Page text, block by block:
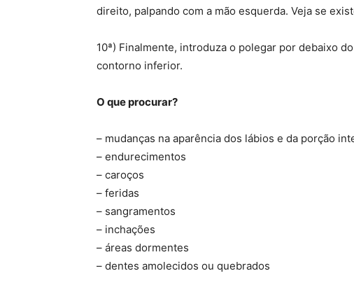
direito, palpando com a mão esquerda. Veja se
10ª) Finalmente, introduza o polegar por debaixo
contorno inferior.
O que procurar?
– mudanças na aparência dos lábios e da porção
– endurecimentos
– caroços
– feridas
– sangramentos
– inchações
– áreas dormentes
– dentes amolecidos ou quebrados